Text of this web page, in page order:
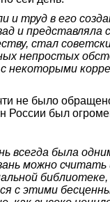
и труд в его
и представляла
стал
непростых
некоторыми
не было
России был
всегда была
можно
с этими